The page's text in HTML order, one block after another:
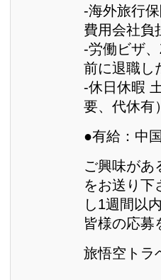
-海外旅行
費用会社負
-労働ビザ
前に退職し
-休日休暇
要、代休有）
●有給：中
ご興味が
をお送り下
し1週間以
皆様の応募
旅悟空ト